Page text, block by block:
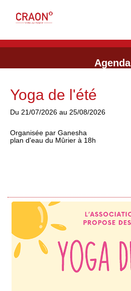
Agenda
Yoga de l'été
Du 21/07/2026 au 25/08/2026
Organisée par Ganesha
plan d'eau du Mûrier à 18h